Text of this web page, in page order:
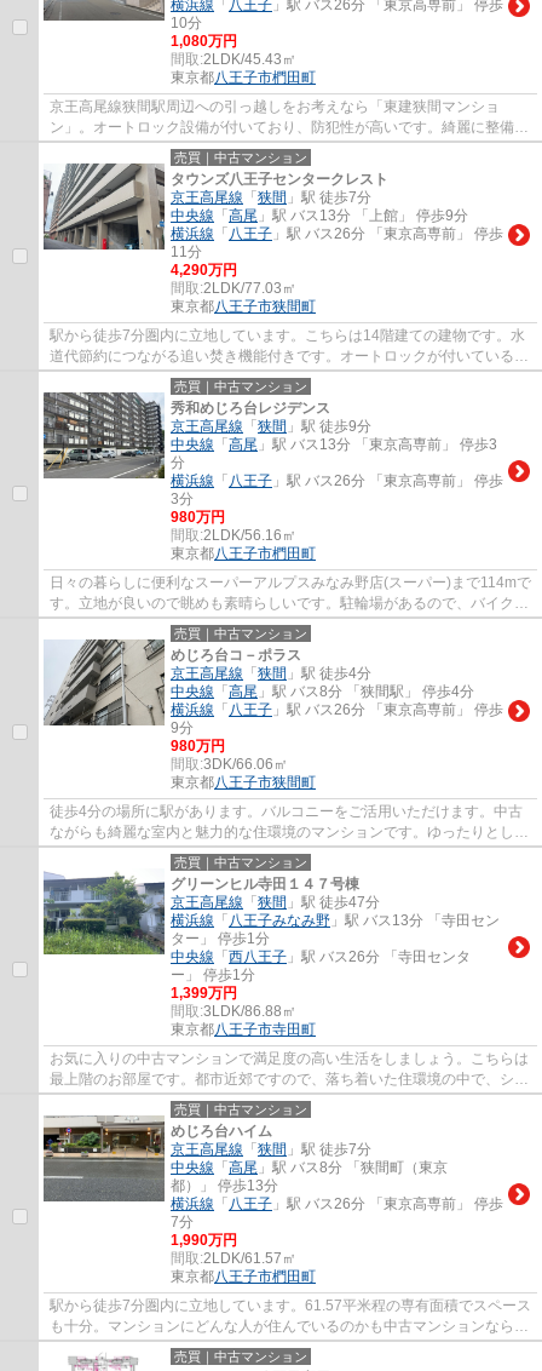
横浜線 「 八王子 」駅 バス26分 「東京高専前」 停歩
10分
1,080万円
間取:2LDK/45.43㎡
東京都八王子市椚田町
京王高尾線狭間駅周辺への引っ越しをお考えなら「東建狭間マンショ
ン」。オートロック設備が付いており、防犯性が高いです。綺麗に整備さ
れた中古マンションで清潔感を感じます。防犯...
売買｜中古マンション
タウンズ八王子センタークレスト
京王高尾線 「 狭間 」駅 徒歩7分
中央線 「 高尾 」駅 バス13分 「上館」 停歩9分
横浜線 「 八王子 」駅 バス26分 「東京高専前」 停歩
11分
4,290万円
間取:2LDK/77.03㎡
東京都八王子市狭間町
駅から徒歩7分圏内に立地しています。こちらは14階建ての建物です。水
道代節約につながる追い焚き機能付きです。オートロックが付いているの
で、空き巣などの危険も減らすことができま...
売買｜中古マンション
秀和めじろ台レジデンス
京王高尾線 「 狭間 」駅 徒歩9分
中央線 「 高尾 」駅 バス13分 「東京高専前」 停歩3
分
横浜線 「 八王子 」駅 バス26分 「東京高専前」 停歩
3分
980万円
間取:2LDK/56.16㎡
東京都八王子市椚田町
日々の暮らしに便利なスーパーアルプスみなみ野店(スーパー)まで114mで
す。立地が良いので眺めも素晴らしいです。駐輪場があるので、バイクも
自転車も置いておくことができます。八王...
売買｜中古マンション
めじろ台コ－ポラス
京王高尾線 「 狭間 」駅 徒歩4分
中央線 「 高尾 」駅 バス8分 「狭間駅」 停歩4分
横浜線 「 八王子 」駅 バス26分 「東京高専前」 停歩
9分
980万円
間取:3DK/66.06㎡
東京都八王子市狭間町
徒歩4分の場所に駅があります。バルコニーをご活用いただけます。中古
ながらも綺麗な室内と魅力的な住環境のマンションです。ゆったりとした
間取りの3DKです。不動産のことで確認した...
売買｜中古マンション
グリーンヒル寺田１４７号棟
京王高尾線 「 狭間 」駅 徒歩47分
横浜線 「 八王子みなみ野 」駅 バス13分 「寺田セン
ター」 停歩1分
中央線 「 西八王子 」駅 バス26分 「寺田センタ
ー」 停歩1分
1,399万円
間取:3LDK/86.88㎡
東京都八王子市寺田町
お気に入りの中古マンションで満足度の高い生活をしましょう。こちらは
最上階のお部屋です。都市近郊ですので、落ち着いた住環境の中で、ショ
ッピングも楽しむことが出来ます。南面バ...
売買｜中古マンション
めじろ台ハイム
京王高尾線 「 狭間 」駅 徒歩7分
中央線 「 高尾 」駅 バス8分 「狭間町（東京
都）」 停歩13分
横浜線 「 八王子 」駅 バス26分 「東京高専前」 停歩
7分
1,990万円
間取:2LDK/61.57㎡
東京都八王子市椚田町
駅から徒歩7分圏内に立地しています。61.57平米程の専有面積でスペース
も十分。マンションにどんな人が住んでいるのかも中古マンションなら事
前に知れます。防犯カメラ付きで、空き巣...
売買｜中古マンション